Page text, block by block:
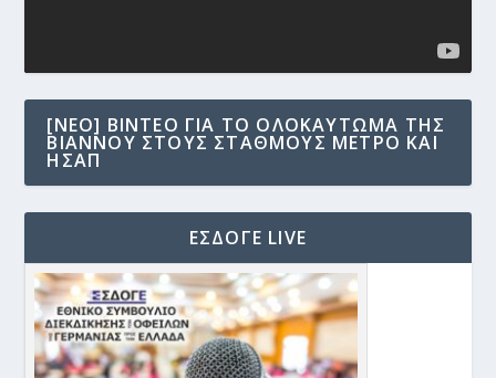
[NEO] ΒΊΝΤΕΟ ΓΙΑ ΤΟ ΟΛΟΚΑΎΤΩΜΑ ΤΗΣ
ΒΙΆΝΝΟΥ ΣΤΟΥΣ ΣΤΑΘΜΟΎΣ ΜΕΤΡΟ ΚΑΙ
ΗΣΑΠ
ΕΣΔΟΓΕ LIVE